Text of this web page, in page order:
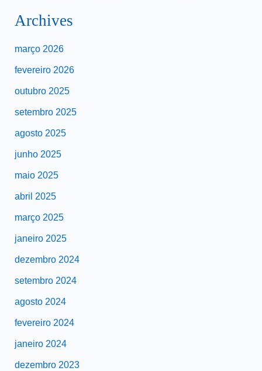
Archives
março 2026
fevereiro 2026
outubro 2025
setembro 2025
agosto 2025
junho 2025
maio 2025
abril 2025
março 2025
janeiro 2025
dezembro 2024
setembro 2024
agosto 2024
fevereiro 2024
janeiro 2024
dezembro 2023